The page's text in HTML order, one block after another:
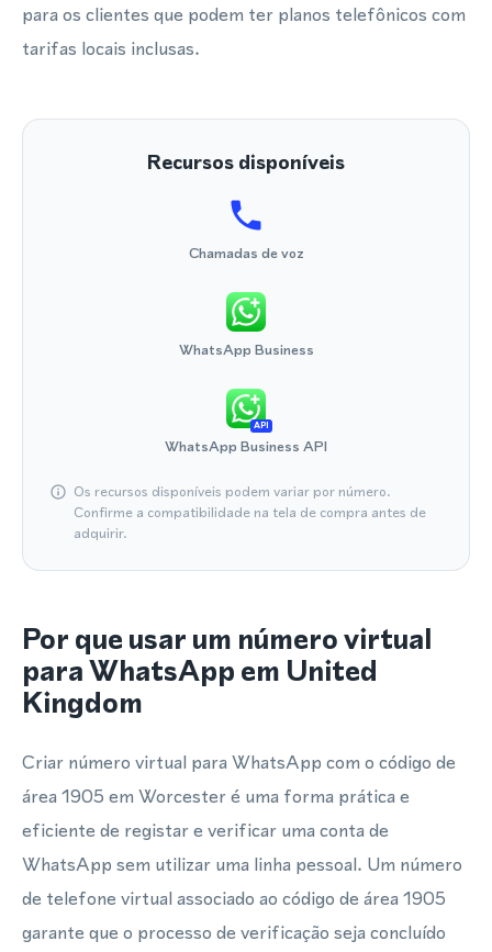
para os clientes que podem ter planos telefônicos com
tarifas locais inclusas.
Recursos disponíveis
Chamadas de voz
WhatsApp Business
API
WhatsApp Business API
Os recursos disponíveis podem variar por número.
Confirme a compatibilidade na tela de compra antes de
adquirir.
Por que usar um número virtual
para WhatsApp em United
Kingdom
Criar número virtual para WhatsApp com o código de
área 1905 em Worcester é uma forma prática e
eficiente de registar e verificar uma conta de
WhatsApp sem utilizar uma linha pessoal. Um número
de telefone virtual associado ao código de área 1905
garante que o processo de verificação seja concluído